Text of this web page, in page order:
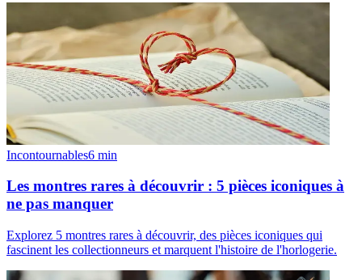
Incontournables6 min
Les montres rares à découvrir : 5 pièces iconiques à
ne pas manquer
Explorez 5 montres rares à découvrir, des pièces iconiques qui
fascinent les collectionneurs et marquent l'histoire de l'horlogerie.